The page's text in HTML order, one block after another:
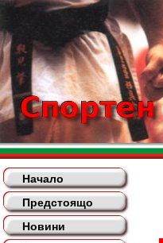
Начало
Предстоящо
Новини